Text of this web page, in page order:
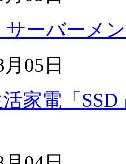
サーバーメ
05日
家電「SSD